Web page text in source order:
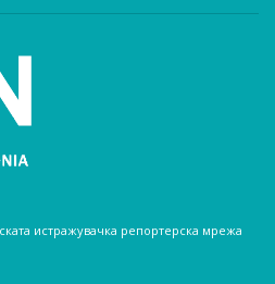
истражувачка репортерска мрежа